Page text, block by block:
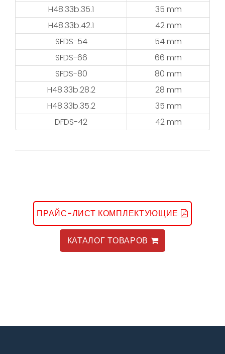
H48.33b.35.1
35 mm
H48.33b.42.1
42 mm
SFDS-54
54 mm
SFDS-66
66 mm
SFDS-80
80 mm
H48.33b.28.2
28 mm
H48.33b.35.2
35 mm
DFDS-42
42 mm
ПРАЙС-ЛИСТ КОМПЛЕКТУЮЩИЕ
КАТАЛОГ ТОВАРОВ